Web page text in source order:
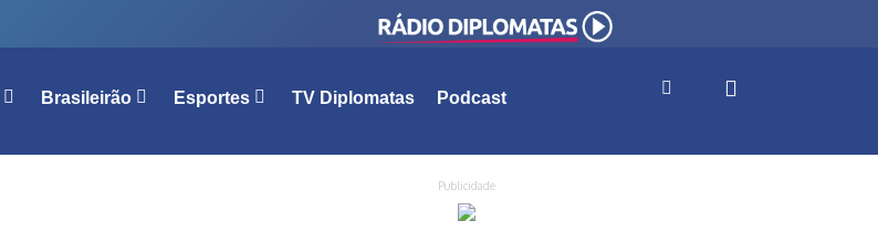
Brasileirão Esportes TV Diplomatas Podcast
Publicidade